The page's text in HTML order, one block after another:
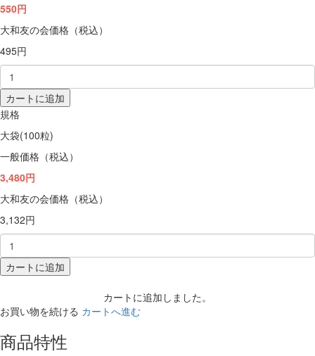
550円
大和友の会価格（税込）
495円
カートに追加
規格
大袋(100粒)
一般価格（税込）
3,480円
大和友の会価格（税込）
3,132円
カートに追加
カートに追加しました。
お買い物を続ける カートへ進む
商品特性